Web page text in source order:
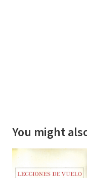
You might